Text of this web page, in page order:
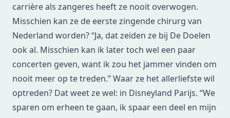
carrière als zangeres heeft ze nooit overwogen.
Misschien kan ze de eerste zingende chirurg van
Nederland worden? “Ja, dat zeiden ze bij De Doelen
ook al. Misschien kan ik later toch wel een paar
concerten geven, want ik zou het jammer vinden om
nooit meer op te treden.” Waar ze het allerliefste wil
optreden? Dat weet ze wel: in Disneyland Parijs. “We
sparen om erheen te gaan, ik spaar een deel en mijn